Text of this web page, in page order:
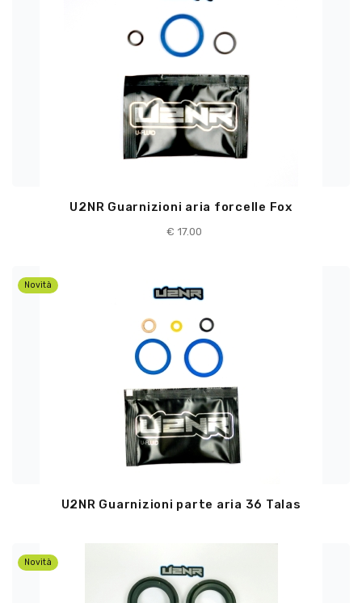
U2NR Guarnizioni aria forcelle Fox
€ 17.00
Novità
U2NR Guarnizioni parte aria 36 Talas
Novità